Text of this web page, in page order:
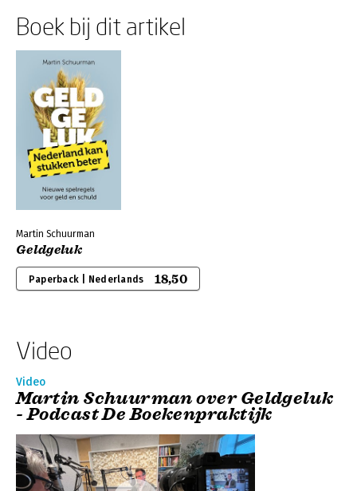
Boek bij dit artikel
Martin Schuurman
Geldgeluk
Paperback | Nederlands 18,50
Video
Video
Martin Schuurman over Geldgeluk
- Podcast De Boekenpraktijk